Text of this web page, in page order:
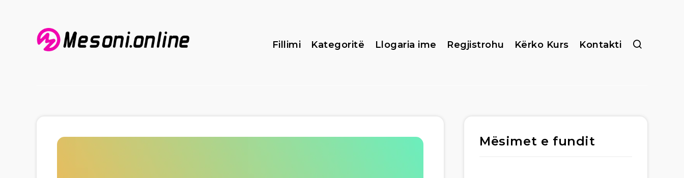
Fillimi Kategoritë Llogaria ime Regjistrohu Kërko Kurs Kontakti
Mësimet e fundit